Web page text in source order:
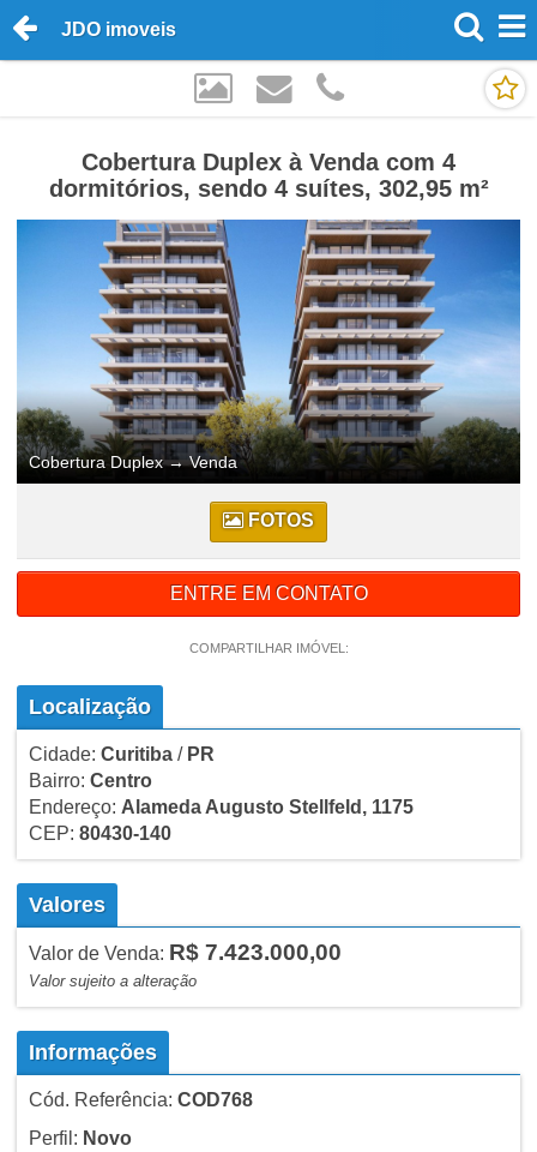
JDO imoveis
Cobertura Duplex à Venda com 4
dormitórios, sendo 4 suítes, 302,95 m²
Cobertura Duplex→Venda
FOTOS
ENTRE EM CONTATO
COMPARTILHAR IMÓVEL:
Localização
Cidade: Curitiba/ PR
Bairro: Centro
Endereço: Alameda Augusto Stellfeld, 1175
CEP: 80430-140
Valores
Valor de Venda: R$ 7.423.000,00
Valor sujeito a alteração
Informações
Cód. Referência: COD768
Perfil: Novo